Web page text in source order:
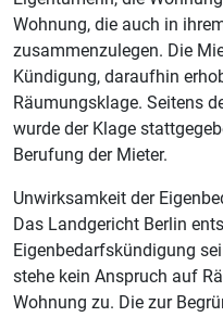
Wohnung, die auch in
zusammenzulegen. Die
Kündigung, daraufhin
Räumungsklage. Seitens
wurde der Klage
Berufung der Mieter.
Unwirksamkeit der
Das Landgericht Berlin
Eigenbedarfskündigung
stehe kein Anspruch auf
Wohnung zu. Die zur